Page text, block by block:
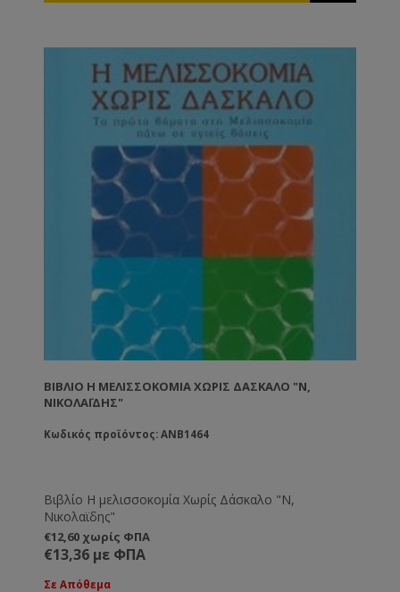
ΒΙΒΛΊΟ Η ΜΕΛΙΣΣΟΚΟΜΊΑ ΧΩΡΊΣ ΔΆΣΚΑΛΟ "Ν,
ΝΙΚΟΛΑΪΔΗΣ"
Κωδικός προϊόντος: ANB1464
Βιβλίο Η μελισσοκομία Χωρίς Δάσκαλο "Ν,
Νικολαϊδης"
€12,60 χωρίς ΦΠΑ
€13,36 με ΦΠΑ
Σε Απόθεμα